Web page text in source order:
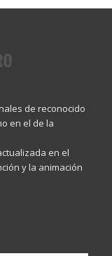
de reconocido
en el de la
en el
y la animación